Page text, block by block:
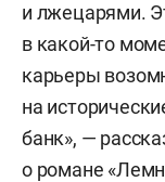
и лжецарями.
в какой-то
карьеры
на
банк», —
о романе